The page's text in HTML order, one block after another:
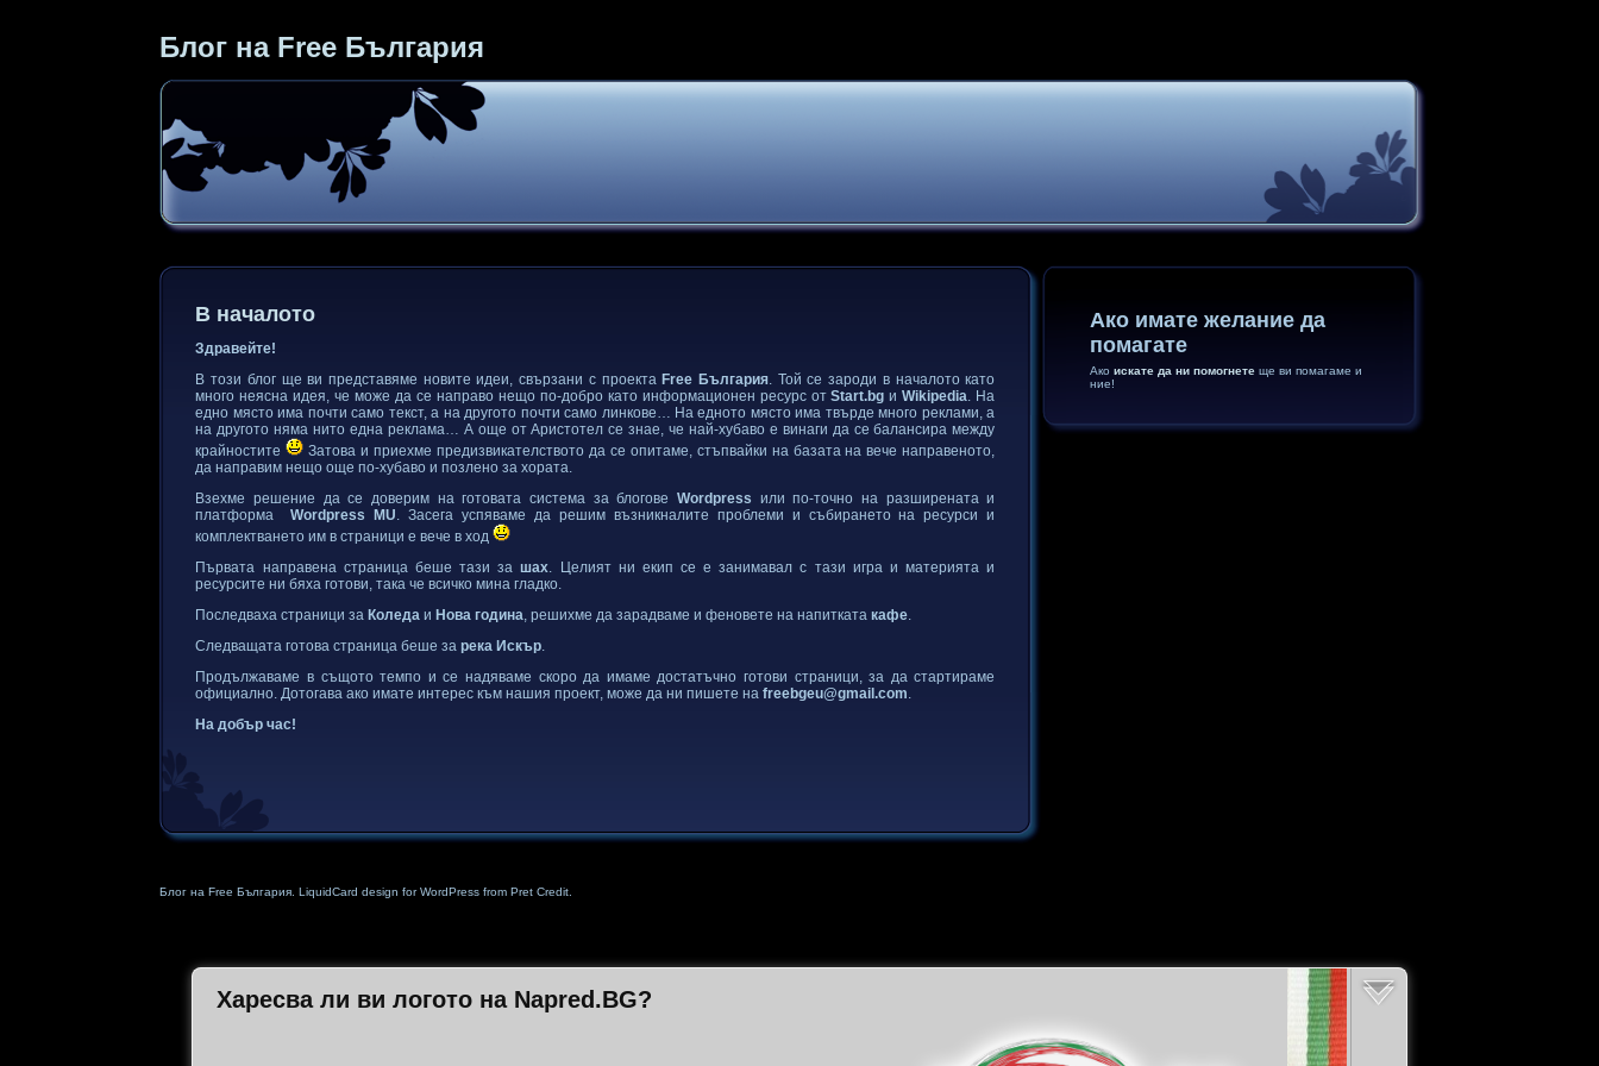
Блог на Free България
В началото
Здравейте!
В този блог ще ви представяме новите идеи, свързани с проекта Free България. Той се зароди в началото като
много неясна идея, че може да се направо нещо по-добро като информационен ресурс отStart.bg иWikipedia. На
едно място има почти само текст, а на другото почти само линкове… На едното място има твърде много реклами, а
на другото няма нито една реклама… А още от Аристотел се знае, че най-хубаво е винаги да се балансира между
крайностите
Затова и приехме предизвикателството да се опитаме, стъпвайки на базата на вече направеното,
да направим нещо още по-хубаво и позлено за хората.
Взехме решение да се доверим на готовата система за блогове Wordpress или по-точно на разширената и
платформаWordpress MU. Засега успяваме да решим възникналите проблеми и събирането на ресурси и
комплектването им в страници е вече в ход
Първата направена страница беше тази зашах. Целият ни екип се е занимавал с тази игра и материята и
ресурсите ни бяха готови, така че всичко мина гладко.
Последваха страници за Коледа и Нова година, решихме да зарадваме и феновете на напиткатакафе.
Следващата готова страница беше зарека Искър.
Продължаваме в същото темпо и се надяваме скоро да имаме достатъчно готови страници, за да стартираме
официално. Дотогава ако имате интерес към нашия проект, може да ни пишете наfreebgeu@gmail.com.
На добър час!
Ако имате желание да
помагате
Акоискате да ни помогнете ще ви помагаме и
ние!
Блог на Free България. LiquidCard design for WordPress from Pret Credit.
Харесва ли ви логото на Napred.BG?